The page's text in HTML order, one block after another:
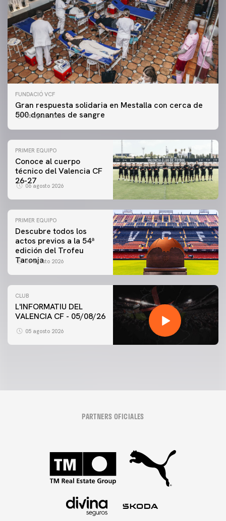
FUNDACIÓ VCF
Gran respuesta solidaria en Mestalla con cerca de
500 donantes de sangre
06 agosto 2026
PRIMER EQUIPO
Conoce al cuerpo
técnico del Valencia CF
26-27
06 agosto 2026
PRIMER EQUIPO
Descubre todos los
actos previos a la 54ª
edición del Trofeu
Taronja
06 agosto 2026
CLUB
L'INFORMATIU DEL
VALENCIA CF - 05/08/26
05 agosto 2026
PARTNERS OFICIALES